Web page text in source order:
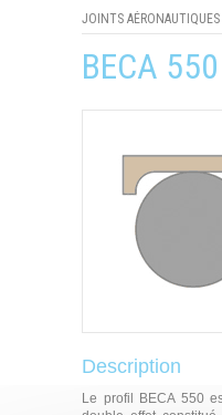
JOINTS AÉRONAUTIQUES
BECA 550
Description
Le profil BECA 550